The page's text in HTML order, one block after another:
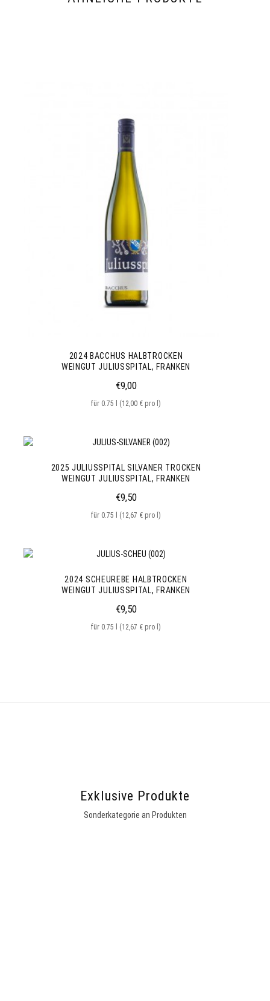
2024 BACCHUS HALBTROCKEN
WEINGUT JULIUSSPITAL, FRANKEN
€9,00
für 0.75 l (12,00 € pro l)
2025 JULIUSSPITAL SILVANER TROCKEN
WEINGUT JULIUSSPITAL, FRANKEN
€9,50
für 0.75 l (12,67 € pro l)
2024 SCHEUREBE HALBTROCKEN
WEINGUT JULIUSSPITAL, FRANKEN
€9,50
für 0.75 l (12,67 € pro l)
Exklusive Produkte
Sonderkategorie an Produkten